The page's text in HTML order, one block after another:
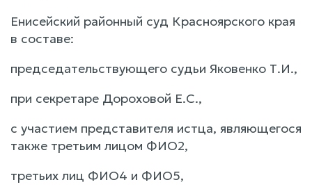
Енисейский районный суд Красноярского края
в составе:
председательствующего судьи Яковенко Т.И.,
при секретаре Дороховой Е.С.,
с участием представителя истца, являющегося
также третьим лицом ФИО2,
третьих лиц ФИО4 и ФИО5,